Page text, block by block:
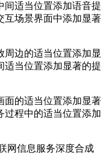
适当位置添加语音提
互场景界面中添加显著
边的适当位置添加显
适当位置添加显著的提
的适当位置添加显著
过程中的适当位置添加
信息服务深度合成